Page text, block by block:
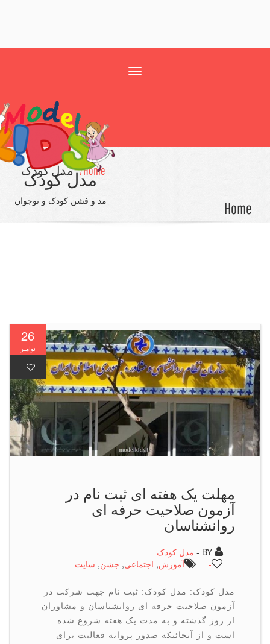
مدل کودک
مد و فشن کودک و نوجوان
مدل کودک
26
نوامبر
-
مهلت یک هفته ای ثبت نام در
آزمون صلاحیت حرفه ای
روانشناسان
مدل کودک
آموزش,اجتماعی ,جشن,سایت
مدل کودک: مدل کودک: ثبت نام جهت شرکت در
آزمون صلاحیت حرفه ای روانشناسان و مشاوران
از روز گذشته و به مدت یک هفته شروع شده
است و از آنجائیکه صدور پروانه فعالیت برای